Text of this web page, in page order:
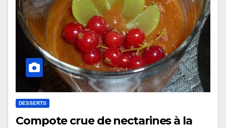
DESSERTS
Compote crue de nectarines à la